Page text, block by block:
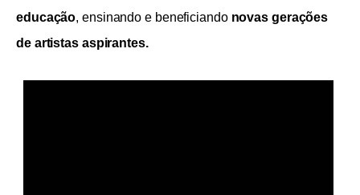
educação, ensinando e beneficiando novas gerações
de artistas aspirantes.